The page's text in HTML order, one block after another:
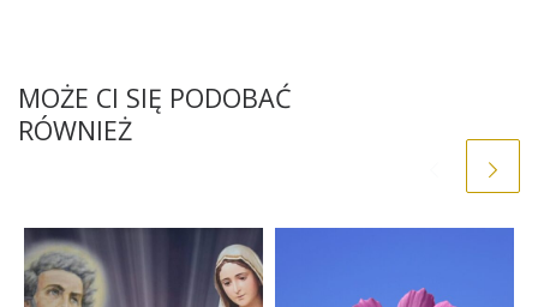
MOŻE CI SIĘ PODOBAĆ
RÓWNIEŻ